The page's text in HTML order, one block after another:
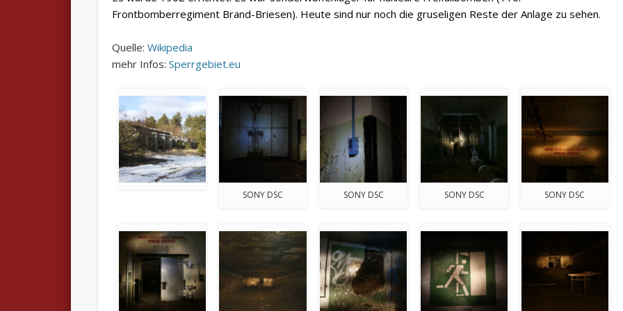
Frontbomberregiment Brand-Briesen). Heute sind nur noch die gruseligen Reste der Anlage zu sehen.
Quelle: Wikipedia
mehr Infos: Sperrgebiet.eu
SONY DSC SONY DSC SONY DSC SONY DSC